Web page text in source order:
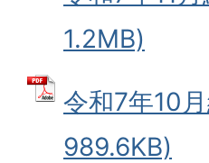
1.2MB)
令和7年10
989.6KB)